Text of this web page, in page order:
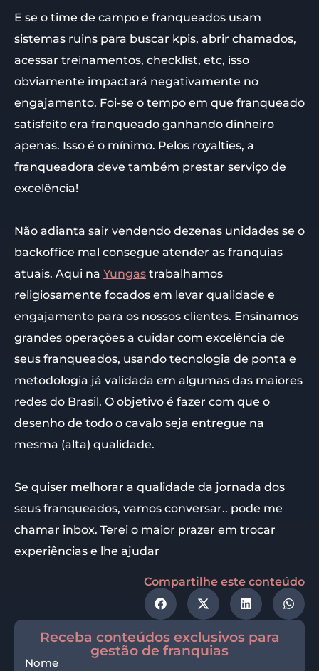
E se o time de campo e franqueados usam
sistemas ruins para buscar kpis, abrir chamados,
acessar treinamentos, checklist, etc, isso
obviamente impactará negativamente no
engajamento. Foi-se o tempo em que franqueado
satisfeito era franqueado ganhando dinheiro
apenas. Isso é o mínimo. Pelos royalties, a
franqueadora deve também prestar serviço de
excelência!
Não adianta sair vendendo dezenas unidades se o
backoffice mal consegue atender as franquias
atuais. Aqui na Yungas trabalhamos
religiosamente focados em levar qualidade e
engajamento para os nossos clientes. Ensinamos
grandes operações a cuidar com excelência de
seus franqueados, usando tecnologia de ponta e
metodologia já validada em algumas das maiores
redes do Brasil. O objetivo é fazer com que o
desenho de todo o cavalo seja entregue na
mesma (alta) qualidade.
Se quiser melhorar a qualidade da jornada dos
seus franqueados, vamos conversar.. pode me
chamar inbox. Terei o maior prazer em trocar
experiências e lhe ajudar
Compartilhe este conteúdo
Receba conteúdos exclusivos para
gestão de franquias
Nome